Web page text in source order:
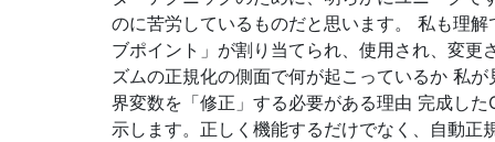
のに苦労しているものだと思います。 私も理
ブポイント」が割り当てられ、使用され、変更
ズムの正規化の側面で何が起こっているか 私
界変数を「修正」する必要がある理由 完成し
示します。正しく機能するだけでなく、自動正